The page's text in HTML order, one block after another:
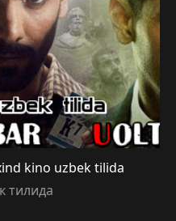
kino uzbek tilida
тилида